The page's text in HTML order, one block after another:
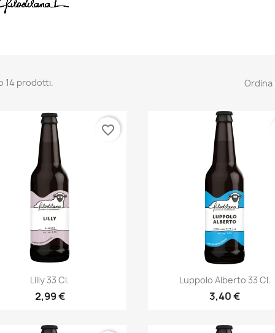
14 prodotti. Ordina
Anteprima
Lilly 33 Cl.
2,99 €
favorite_border
Anteprima
Luppolo Alberto 33 Cl.
3,40 €